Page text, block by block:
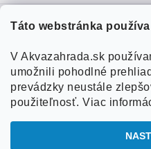
Táto webstránka
V Akvazahrada.sk
umožnili pohodlné
prevádzky neustále
použiteľnosť. Viac
Zákaznícky servis
Doprava a platba
Obchodné podmienky
Užitočné informácie
O nás
Referencie
Overené zákazníkmi